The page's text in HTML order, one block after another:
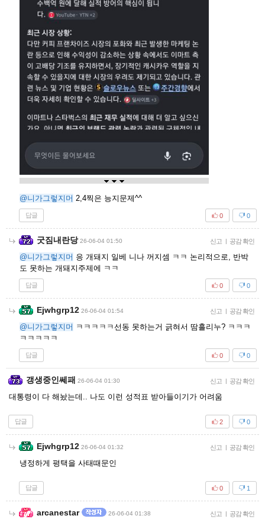
@니가그렇지머 2,4찍은 능지문제^^
답글 0
0
굿짐내란당 26-06-04 01:50 신고 | 공감 확인
@니가그렇지머 응 개돼지 일베 니나 꺼지셈 ㅋㅋ 논리적으로, 반박
도 못하는 개돼지주제에 ㅋㅋ
답글 0
0
Ejwhgrp12 26-06-04 01:54 신고 | 공감 확인
@니가그렇지머 ㅋㅋㅋㅋㅋ선동 못하는거 긁혀서 땀흘리누? ㅋㅋㅋ
ㅋㅋㅋㅋㅋ
답글 0
0
갱생중인쎄패 26-06-04 01:30 신고 | 공감 확인
대통령이 다 해놨는데.. 나도 이런 성적표 받아들이기가 어려움
답글 0
2
Ejwhgrp12 26-06-04 01:32 신고 | 공감 확인
냉정하게 평택을 사태때문인
답글 1
0
arcanestar 26-06-04 01:38 신고 | 공감 확인